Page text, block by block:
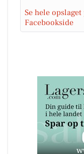
Se hele
Facebookside